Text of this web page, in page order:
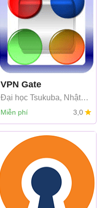
VPN Gate
Đại học Tsukuba, Nhật
Bản
Miễn phí 3,0